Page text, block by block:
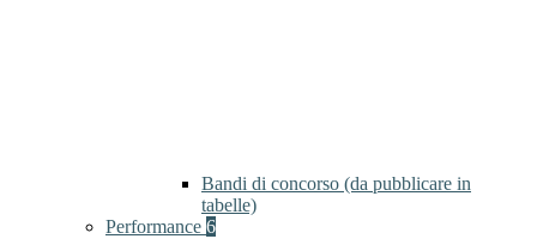
Bandi di concorso (da pubblicare in
tabelle)
Performance 6